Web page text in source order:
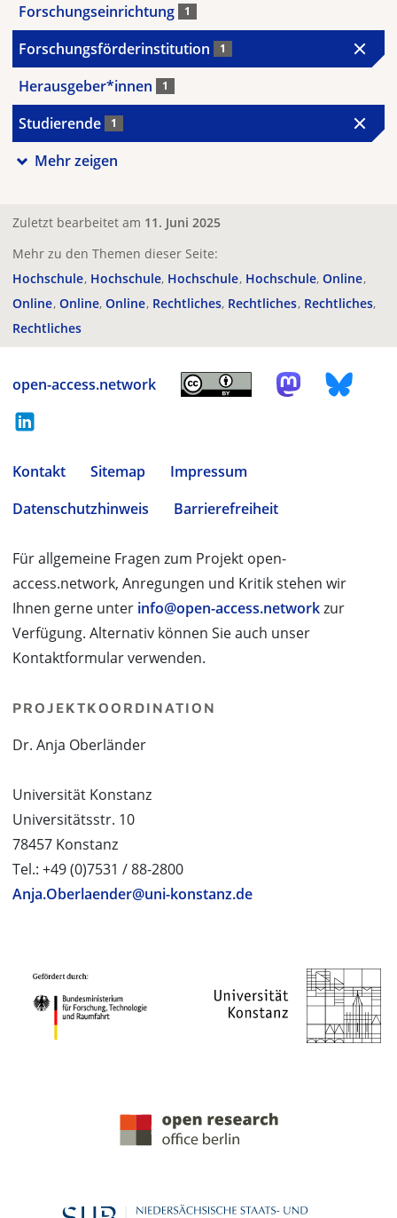
Forschungseinrichtung 1
Forschungsförderinstitution 1
Herausgeber*innen 1
Studierende 1
Mehr zeigen
Zuletzt bearbeitet am 11. Juni 2025
Mehr zu den Themen dieser Seite:
Hochschule Hochschule Hochschule Hochschule Online
Online Online Online Rechtliches Rechtliches Rechtliches
Rechtliches
open-access.network
Kontakt Sitemap
Impressum
Datenschutzhinweis
Barrierefreiheit
Für allgemeine Fragen zum Projekt open-
access.network, Anregungen und Kritik stehen wir
Ihnen gerne unter info@open-access.networkzur
Verfügung. Alternativ können Sie auch unser
Kontaktformular verwenden.
PROJEKTKOORDINATION
Dr. Anja Oberländer
Universität Konstanz
Universitätsstr. 10
78457 Konstanz
Tel.: +49 (0)7531 / 88-2800
Anja.Oberlaender@uni-konstanz.de